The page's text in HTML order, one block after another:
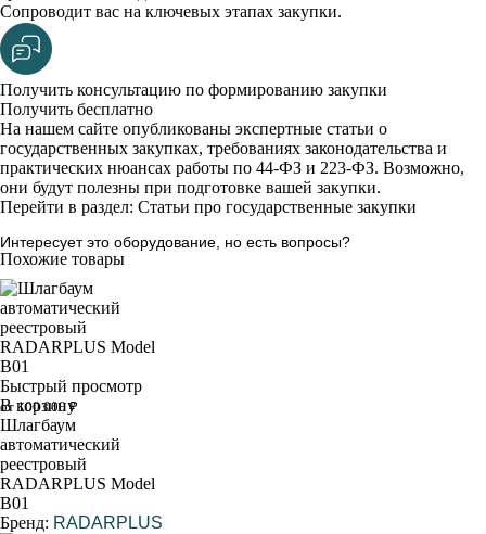
Сопроводит вас на ключевых этапах закупки.
Получить консультацию по формированию закупки
Получить бесплатно
На нашем сайте опубликованы экспертные статьи о
государственных закупках, требованиях законодательства и
практических нюансах работы по 44-ФЗ и 223-ФЗ. Возможно,
они будут полезны при подготовке вашей закупки.
Перейти в раздел: Статьи про государственные закупки
Интересует это оборудование, но есть вопросы?
Похожие товары
Быстрый просмотр
В корзину
от 100 000 ₽
Шлагбаум
автоматический
реестровый
RADARPLUS Model
B01
Бренд: RADARPLUS